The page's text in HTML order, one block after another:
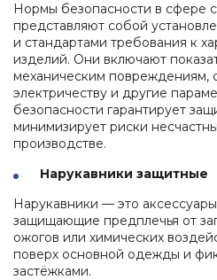
Нормы безопасности в сфере
представляют собой
и стандартами требования к
изделий. Они включают
механическим повреждениям,
электричеству и другие
безопасности гарантирует
минимизирует риски
производстве.
Нарукавники защитные
Нарукавники — это
защищающие предплечья от
ожогов или химических
поверх основной одежды и
застёжками.